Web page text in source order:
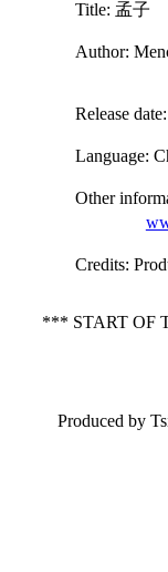
Title: 孟子
Author:
Release date
Language:
Other
Credits:
*** START OF
Produced by